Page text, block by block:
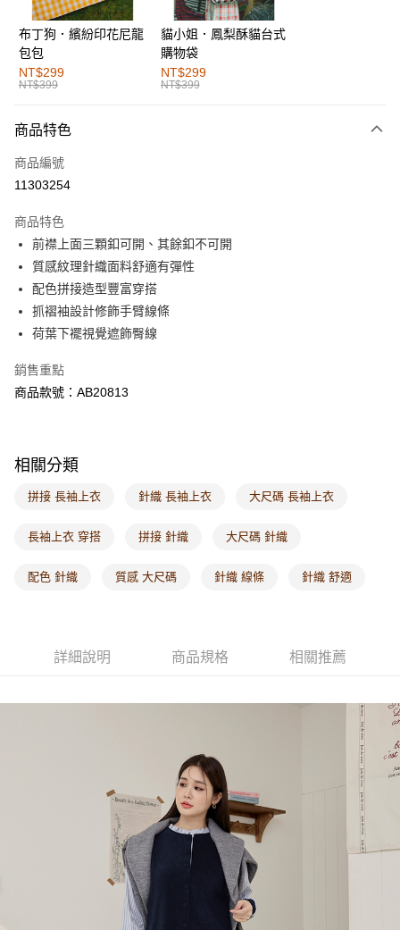
運送方式
全家取貨付款
每筆NT$60，滿NT$1,000(含以上)免運費
付款後全家取貨
萊爾富取貨付款
付款後萊爾富取貨
每筆NT$60，滿NT$1,000(含以上)免運費
7-11取貨付款
每筆NT$60，滿NT$1,000(含以上)免運費
每筆NT$60，滿NT$1,000(含以上)免運費
付款後門市自取
每筆NT$60，滿NT$1,000(含以上)免運費
布丁狗．繽紛印花尼龍
包包
NT$299
NT$399
貓小姐．鳳梨酥貓台式
購物袋
NT$299
NT$399
商品特色
商品編號
11303254
商品特色
前襟上面三顆釦可開、其餘釦不可開
質感紋理針織面料舒適有彈性
配色拼接造型豐富穿搭
抓褶袖設計修飾手臂線條
荷葉下襬視覺遮飾臀線
銷售重點
商品款號：AB20813
相關分類
拼接 長袖上衣 針織 長袖上衣 大尺碼 長袖上衣
長袖上衣 穿搭 拼接 針織 大尺碼 針織
配色 針織 質感 大尺碼 針織 線條 針織 舒適
詳細說明 商品規格 相關推薦